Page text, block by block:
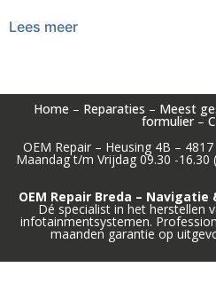
Lees meer
Home – Reparaties – Meest
formulier–
OEM Repair – Heusing 4B –
Maandag t/m Vrijdag 09.30 -
OEM Repair Breda –
Dé specialist in het herstellen
infotainmentsystemen.
maanden garantie op